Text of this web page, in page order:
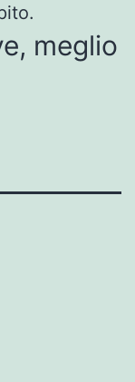
meglio